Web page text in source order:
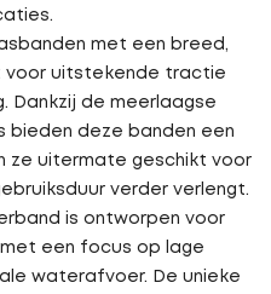
met een breed,
voor uitstekende tractie
Dankzij de meerlaagse
bieden deze banden een
ze uitermate geschikt voor
verder verlengt.
is ontworpen voor
een focus op lage
waterafvoer. De unieke